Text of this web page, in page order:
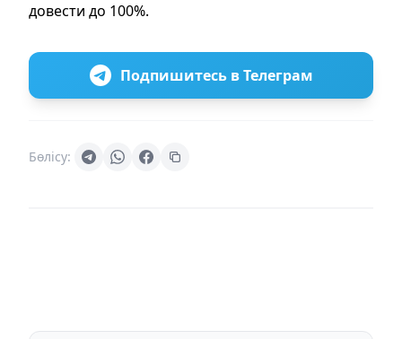
довести до 100%.
Подпишитесь в Телеграм
Бөлісу: